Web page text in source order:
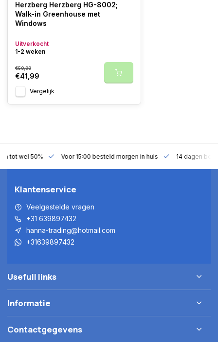
Herzberg Herzberg HG-8002;
Walk-in Greenhouse met
Windows
Uitverkocht
1-2 weken
€59,99
€41,99
Vergelijk
tot wel 50% Voor 15:00 besteld morgen in huis 14 dagen
Klantenservice
Veelgestelde vragen
+31 639897432
hanna-trading@hotmail.com
+31639897432
Usefull links
Informatie
Contactgegevens